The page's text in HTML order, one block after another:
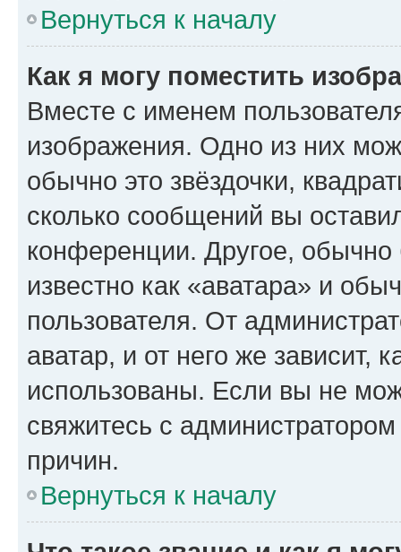
Вернуться к началу
Как я могу поместить
Вместе с именем
изображения. Одно из них
обычно это звёздочки,
сколько сообщений вы
конференции. Другое,
известно как «аватара» и
пользователя. От
аватар, и от него же зависит,
использованы. Если вы не
свяжитесь с
причин.
Вернуться к началу